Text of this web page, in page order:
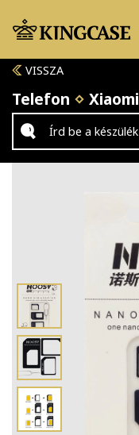
VISSZA
Telefon Xiaomi